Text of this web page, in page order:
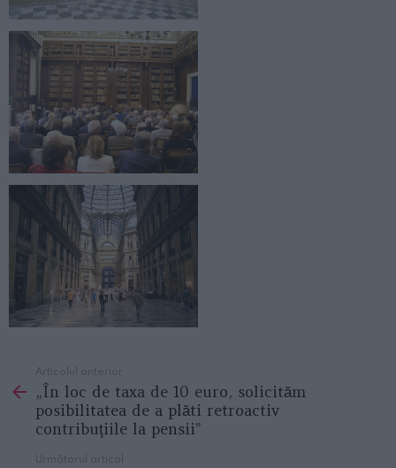
more
Articolul anterior
„În loc de taxa de 10 euro, solicităm
posibilitatea de a plăti retroactiv
contribuţiile la pensii”
Următorul articol